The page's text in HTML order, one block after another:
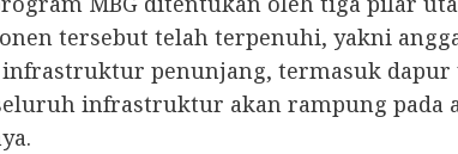
tersebut telah terpenuhi, yakni
penunjang, termasuk dapur
infrastruktur akan rampung pada